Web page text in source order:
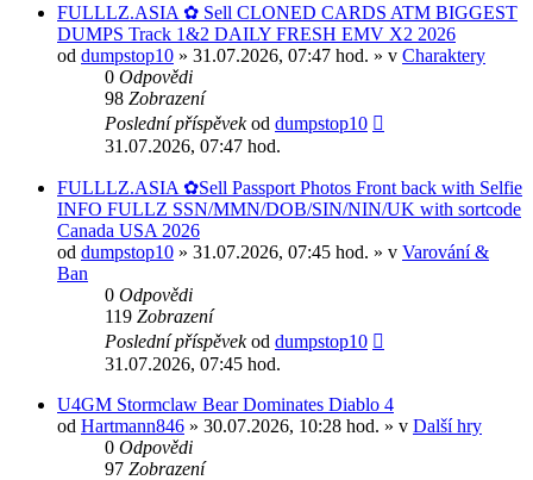
FULLLZ.ASIA ✿ Sell CLONED CARDS ATM BIGGEST
DUMPS Track 1&2 DAILY FRESH EMV X2 2026
od dumpstop10 » 31.07.2026, 07:47 hod. » v Charaktery
0 Odpovědi
98 Zobrazení
Poslední příspěvekod dumpstop10
31.07.2026, 07:47 hod.
FULLLZ.ASIA ✿Sell Passport Photos Front back with Selfie
INFO FULLZ SSN/MMN/DOB/SIN/NIN/UK with sortcode
Canada USA 2026
od dumpstop10 » 31.07.2026, 07:45 hod. » v Varování &
Ban
0 Odpovědi
119 Zobrazení
Poslední příspěvekod dumpstop10
31.07.2026, 07:45 hod.
U4GM Stormclaw Bear Dominates Diablo 4
od Hartmann846 » 30.07.2026, 10:28 hod. » v Další hry
0 Odpovědi
97 Zobrazení